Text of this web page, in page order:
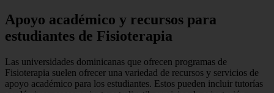
Apoyo académico y recursos para
estudiantes de Fisioterapia
Las universidades dominicanas que ofrecen programas de
Fisioterapia suelen ofrecer una variedad de recursos y servicios de
apoyo académico para los estudiantes. Estos pueden incluir tutorías